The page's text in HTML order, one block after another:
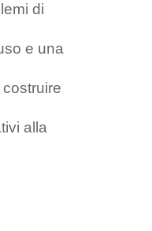
di
e una
alla